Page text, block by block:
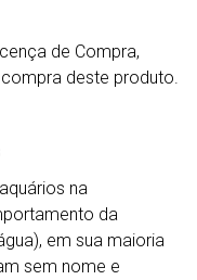
de Compra,
deste produto.
na
da
em sua maioria
sem nome e